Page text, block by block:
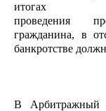
итогах
проведения
гражданина, в
банкротстве
В Арбитражный